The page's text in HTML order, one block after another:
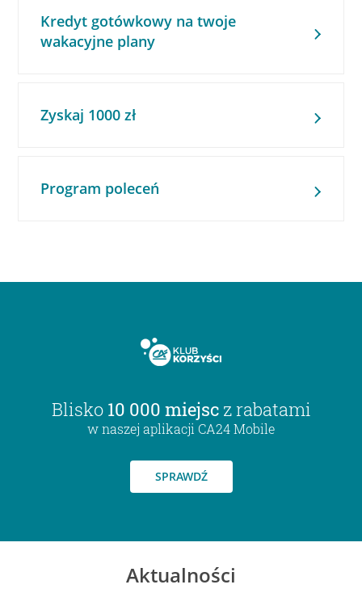
Kredyt gotówkowy na twoje
wakacyjne plany
Zyskaj 1000 zł
Program poleceń
Blisko 10 000 miejsc z rabatami
w naszej aplikacji CA24 Mobile
SPRAWDŹ
Aktualności